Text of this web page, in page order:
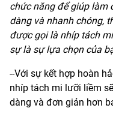
chức năng để giúp làm
dàng và nhanh chóng,
được gọi là nhíp tách
sự là sự lựa chọn của
--Với sự kết hợp hoàn
nhíp tách mi lưỡi liềm
dàng và đơn giản hơn